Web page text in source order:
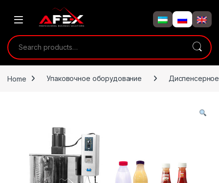
Search for:
Home Упаковочное оборудование